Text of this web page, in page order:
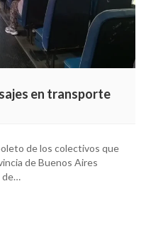
en transporte
de los colectivos que
de Buenos Aires
de…